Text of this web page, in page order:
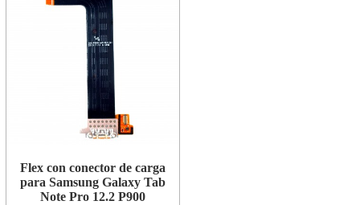
Flex con conector de carga
para Samsung Galaxy Tab
Note Pro 12.2 P900